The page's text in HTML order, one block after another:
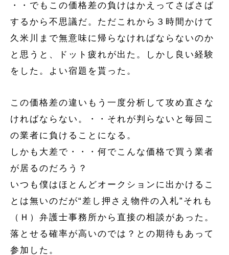
・・でもこの価格差の負けはかえってさばさば
するから不思議だ。ただこれから３時間かけて
久米川まで無意味に帰らなければならないのか
と思うと、ドット疲れが出た。しかし良い経験
をした。よい宿題を貰った。
この価格差の違いもう一度分析して攻め直さな
ければならない。・・それが判らないと毎回こ
の業者に負けることになる。
しかも大差で・・・何でこんな価格で買う業者
が居るのだろう？
いつも僕はほとんどオークションに出かけるこ
とは無いのだが“差し押さえ物件の入札”それも
（Ｈ）弁護士事務所から直接の相談があった。
落とせる確率が高いのでは？との期待もあって
参加した。